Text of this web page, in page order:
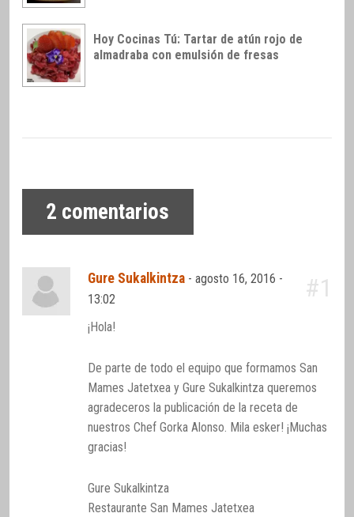
Hoy Cocinas Tú: Tartar de atún rojo de
almadraba con emulsión de fresas
2 comentarios
Gure Sukalkintza -agosto 16, 2016 -
13:02
#1
¡Hola!
De parte de todo el equipo que formamos San
Mames Jatetxea y Gure Sukalkintza queremos
agradeceros la publicación de la receta de
nuestros Chef Gorka Alonso. Mila esker! ¡Muchas
gracias!
Gure Sukalkintza
Restaurante San Mames Jatetxea